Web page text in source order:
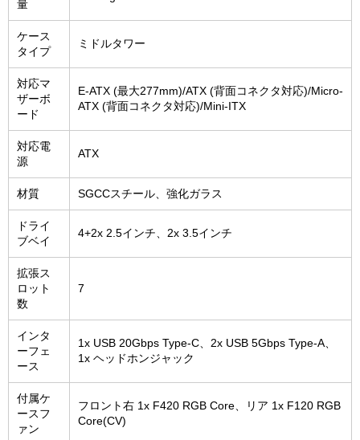
量
ケース
タイプ
ミドルタワー
対応マ
ザーボ
ード
E-ATX (最大277mm)/ATX (背面コネクタ対応)/Micro-
ATX (背面コネクタ対応)/Mini-ITX
対応電
源
ATX
材質 SGCCスチール、強化ガラス
ドライ
ブベイ
4+2x 2.5インチ、2x 3.5インチ
拡張ス
ロット
数
7
インタ
ーフェ
ース
1x USB 20Gbps Type-C、2x USB 5Gbps Type-A、
1x ヘッドホンジャック
付属ケ
ースフ
ァン
フロント右 1x F420 RGB Core、リア 1x F120 RGB
Core(CV)